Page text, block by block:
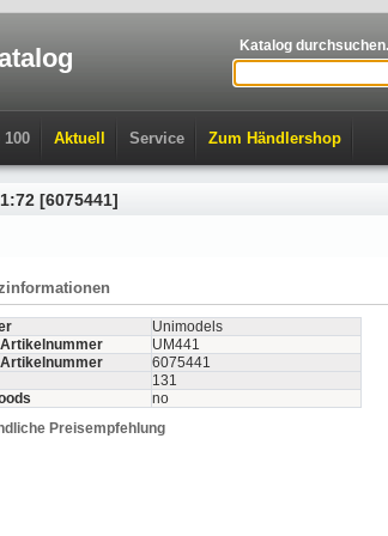
Katalog
100 Aktuell Service Zum Händlershop
[6075441]
Unimodels
UM441
6075441
131
no
Preisempfehlung